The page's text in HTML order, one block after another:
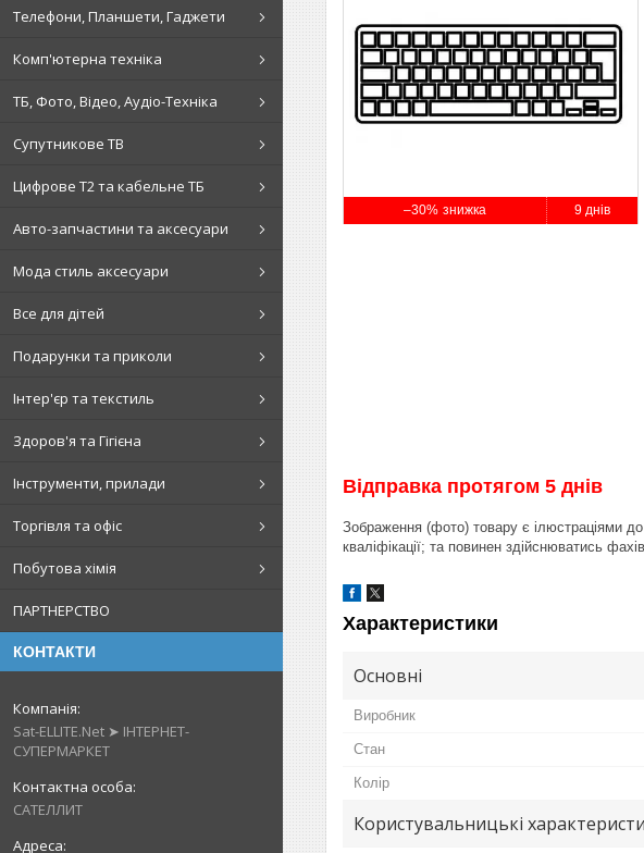
Телефони, Планшети, Гаджети
Комп'ютерна техніка
ТБ, Фото, Відео, Аудіо-Техніка
Супутникове ТВ
Цифрове Т2 та кабельне ТБ
Авто-запчастини та аксесуари
Мода стиль аксесуари
Все для дітей
Подарунки та приколи
Інтер'єр та текстиль
Здоров'я та Гігієна
Інструменти, прилади
Торгівля та офіс
Побутова хімія
ПАРТНЕРСТВО
КОНТАКТИ
Sat-ELLITE.Net ➤ ІНТЕРНЕТ-
СУПЕРМАРКЕТ
САТЕЛЛИТ
–30% 9 днів
Відправка протягом 5 днів
Зображення (фото) товару є ілюстраціями до
кваліфікації; та повинен здійснюватись
Характеристики
Основні
Виробник
Стан
Колір
Користувальницькі